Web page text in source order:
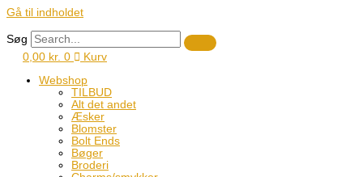
Gå til indholdet
Søg
0,00 kr. 0
Kurv
Webshop
TILBUD
Alt det andet
Æsker
Blomster
Bolt Ends
Bøger
Broderi